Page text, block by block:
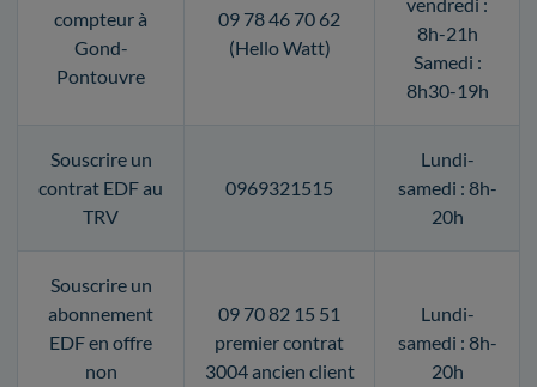
compteur à
Gond-
Pontouvre
09 78 46 70 62
(Hello Watt)
8h-21h
Samedi :
8h30-19h
Souscrire un
contrat EDF au
TRV
0969321515
Lundi-
samedi : 8h-
20h
Souscrire un
abonnement
EDF en offre
non
09 70 82 15 51
premier contrat
3004 ancien client
Lundi-
samedi : 8h-
20h